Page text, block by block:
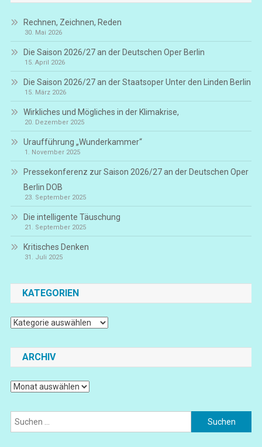
Rechnen, Zeichnen, Reden
30. Mai 2026
Die Saison 2026/27 an der Deutschen Oper Berlin
15. April 2026
Die Saison 2026/27 an der Staatsoper Unter den Linden Berlin
15. März 2026
Wirkliches und Mögliches in der Klimakrise,
20. Dezember 2025
Uraufführung „Wunderkammer“
1. November 2025
Pressekonferenz zur Saison 2026/27 an der Deutschen Oper
Berlin DOB
23. September 2025
Die intelligente Täuschung
21. September 2025
Kritisches Denken
31. Juli 2025
KATEGORIEN
Kategorien
ARCHIV
Archiv
Suchen
nach: